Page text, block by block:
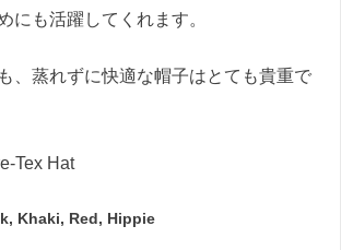
にも活躍してくれます。
、蒸れずに快適な帽子はとても貴重で
Tex Hat
Khaki, Red, Hippie